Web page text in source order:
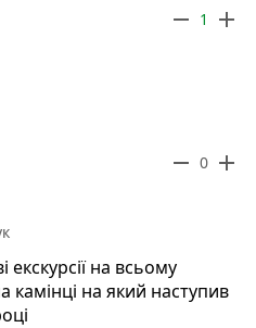
remove 1 add
remove 0 add
екскурсії на всьому
камінці на який наступив